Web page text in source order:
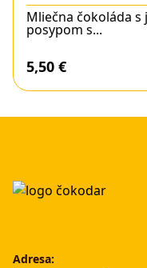
Mliečna čokoláda
posypom s...
5,50 €
Adresa: